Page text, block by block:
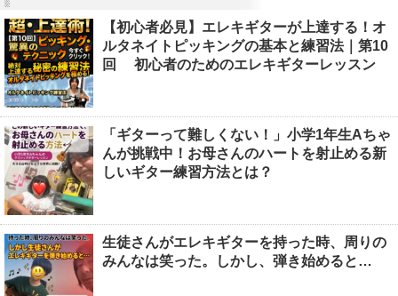
【初心者必見】エレキギターが上達する！オ
ルタネイトピッキングの基本と練習法｜第10
回 初心者のためのエレキギターレッスン
「ギターって難しくない！」小学1年生Aちゃ
んが挑戦中！お母さんのハートを射止める新
しいギター練習方法とは？
生徒さんがエレキギターを持った時、周りの
みんなは笑った。しかし、弾き始めると…